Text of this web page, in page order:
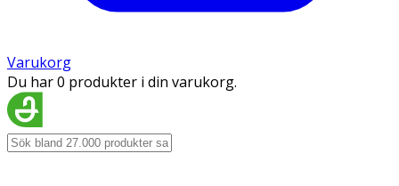
Varukorg
Du har 0 produkter i din varukorg.